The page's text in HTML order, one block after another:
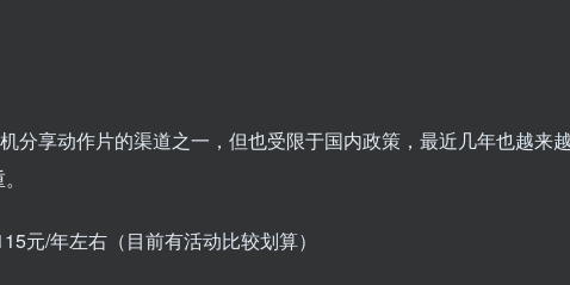
分享动作片的渠道之一，但也受限于国内政策，最近几年也越来
元/年左右（目前有活动比较划算）